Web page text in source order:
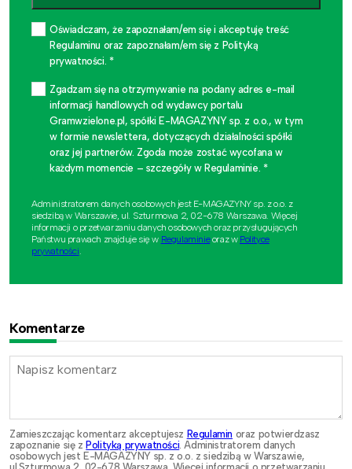
Oświadczam, że zapoznałam/em się i akceptuję treść
Regulaminu oraz zapoznałam/em się z Polityką
prywatności. *
Zgadzam się na otrzymywanie na podany adres e-mail
informacji handlowych od wydawcy portalu
Gramwzielone.pl, spółki E-MAGAZYNY sp. z o.o., w tym
w formie newslettera, dotyczących działalności spółki
oraz jej partnerów. Zgoda może zostać wycofana w
każdym momencie – szczegóły w Regulaminie. *
Administratorem danych osobowych jest E-MAGAZYNY sp. z o.o. z
siedzibą w Warszawie, ul. Szturmowa 2, 02-678 Warszawa. Więcej
informacji o przetwarzaniu danych osobowych oraz przysługujących
Państwu prawach znajduje się w Regulaminieoraz w Polityce
prywatności.
Komentarze
Zamieszczając komentarz akceptujesz Regulamin oraz potwierdzasz
zapoznanie się zPolityką prywatności . Administratorem danych
osobowych jest E-MAGAZYNY sp. z o.o. z siedzibą w Warszawie,